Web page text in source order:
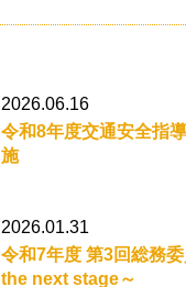
2026.06.16
令和8年度交通安全指
施
2026.01.31
令和7年度 第3回総務
the next stage～